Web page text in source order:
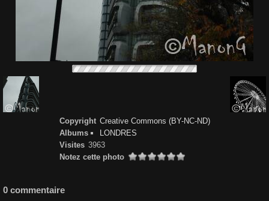
Copyright Creative Commons (BY-NC-ND)
Albums
LONDRES
Visites 3963
Notez cette photo
0 commentaire